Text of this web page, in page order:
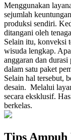
Menggunakan
sejumlah
produksi sendiri.
ditangani oleh
Selain itu, konveksi
wisuda lengkap.
anggaran dan durasi
dalam satu paket
Selain hal tersebut,
desain. Melalui
secara eksklusif.
berkelas.
Tips